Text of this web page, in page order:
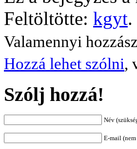
Feltöltötte: kgyt.
Valamennyi
Hozzá lehet szólni,
Szólj hozzá!
Név
E-mail